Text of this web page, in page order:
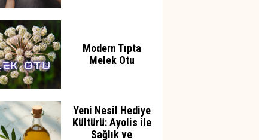
Modern Tıpta
Melek Otu
Yeni Nesil Hediye
Kültürü: Ayolis ile
Sağlık ve